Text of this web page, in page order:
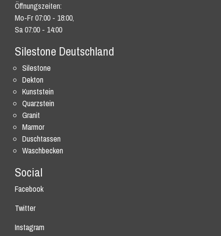
Öffnungszeiten:
Mo-Fr 07:00 - 18:00,
Sa 07:00 - 14:00
Silestone Deutschland
Silestone
Dekton
Kunststein
Quarzstein
Granit
Marmor
Duschtassen
Waschbecken
Social
Facebook
Twitter
Instagram